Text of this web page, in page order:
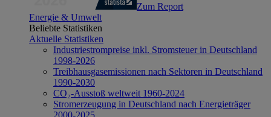
Zum Report
Energie & Umwelt
Beliebte Statistiken
Aktuelle Statistiken
Industriestrompreise inkl. Stromsteuer in Deutschland
1998-2026
Treibhausgasemissionen nach Sektoren in Deutschland
1990-2030
CO₂-Ausstoß weltweit 1960-2024
Stromerzeugung in Deutschland nach Energieträger
2000-2025